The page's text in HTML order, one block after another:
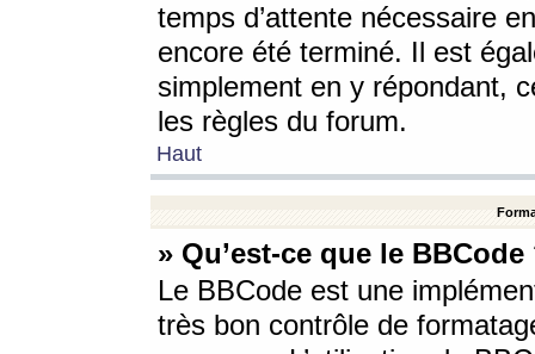
temps d’attente nécessaire
encore été terminé. Il est
simplement en y répondant,
les règles du forum.
Haut
» Qu’est-ce que le BBCode
Le BBCode est une
très bon contrôle de